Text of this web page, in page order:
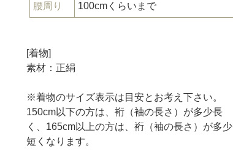
腰周り 100cmくらいまで
[着物]
素材：正絹
※着物のサイズ表示は目安とお考え下さい。
150cm以下の方は、裄（袖の長さ）が多少長
く、165cm以上の方は、裄（袖の長さ）が多少
短くなります。